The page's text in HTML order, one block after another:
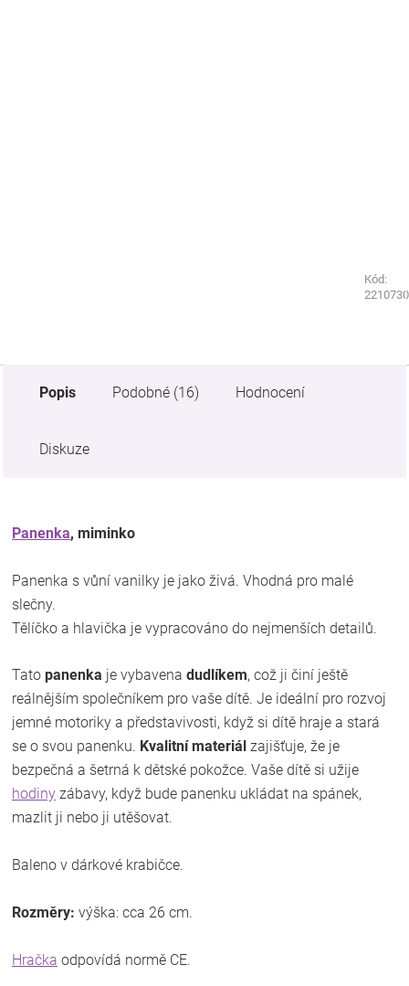
Kód:
Kód:
Popis Podobné (16) Hodnocení
Diskuze
Panenka, miminko
Panenka s vůní vanilky je jako živá. Vhodná pro malé
slečny.
Tělíčko a hlavička je vypracováno do nejmenších detailů.
Tato panenka je vybavena dudlíkem, což ji činí ještě
reálnějším společníkem pro vaše dítě. Je ideální pro rozvoj
jemné motoriky a představivosti, když si dítě hraje a stará
se o svou panenku. Kvalitní materiál zajišťuje, že je
bezpečná a šetrná k dětské pokožce. Vaše dítě si užije
hodiny zábavy, když bude panenku ukládat na spánek,
mazlit ji nebo ji utěšovat.
Baleno v dárkové krabičce.
Rozměry: výška: cca 26 cm.
Hračka odpovídá normě CE.